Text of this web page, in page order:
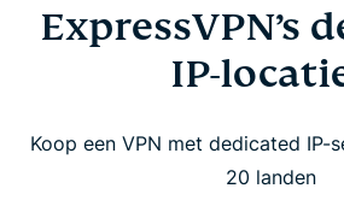
ExpressVPN’s
IP-
Koop een VPN met dedicated IP-
20 landen